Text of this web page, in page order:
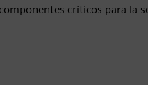
críticos para la